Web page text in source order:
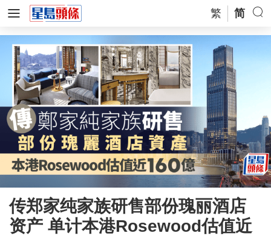
繁 简
传郑家纯家族研售部份瑰丽酒店
资产 单计本港Rosewood估值近